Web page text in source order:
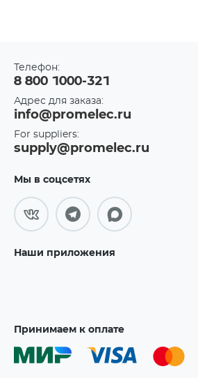
Телефон:
8 800 1000-321
Адрес для заказа:
info@promelec.ru
For suppliers:
supply@promelec.ru
Мы в соцсетях
Наши приложения
Принимаем к оплате